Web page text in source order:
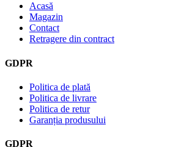
Acasă
Magazin
Contact
Retragere din contract
GDPR
Politica de plată
Politica de livrare
Politica de retur
Garanția produsului
GDPR